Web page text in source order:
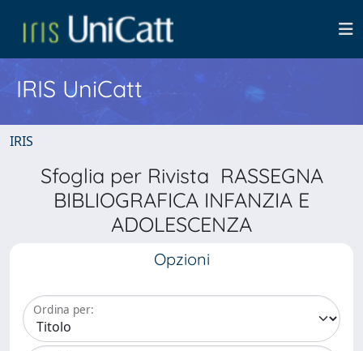
IRIS UniCatt
IRIS
Sfoglia per Rivista RASSEGNA
BIBLIOGRAFICA INFANZIA E
ADOLESCENZA
Opzioni
Ordina per: